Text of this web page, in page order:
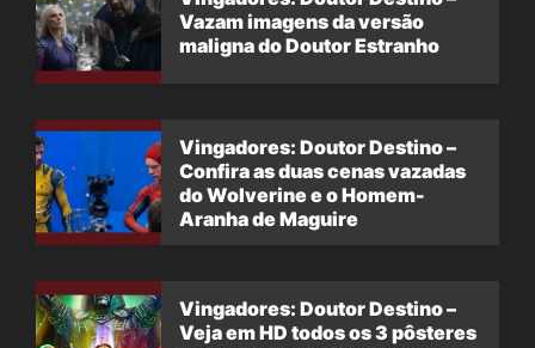
Vazam imagens da versão
maligna do Doutor Estranho
Vingadores: Doutor Destino –
Confira as duas cenas vazadas
do Wolverine e o Homem-
Aranha de Maguire
Vingadores: Doutor Destino –
Veja em HD todos os 3 pôsteres